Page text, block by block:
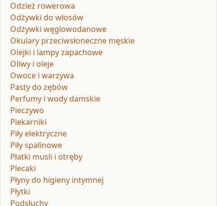
Odzież rowerowa
Odżywki do włosów
Odżywki węglowodanowe
Okulary przeciwsłoneczne męskie
Olejki i lampy zapachowe
Oliwy i oleje
Owoce i warzywa
Pasty do zębów
Perfumy i wody damskie
Pieczywo
Piekarniki
Piły elektryczne
Piły spalinowe
Płatki musli i otręby
Plecaki
Płyny do higieny intymnej
Płytki
Podsłuchy